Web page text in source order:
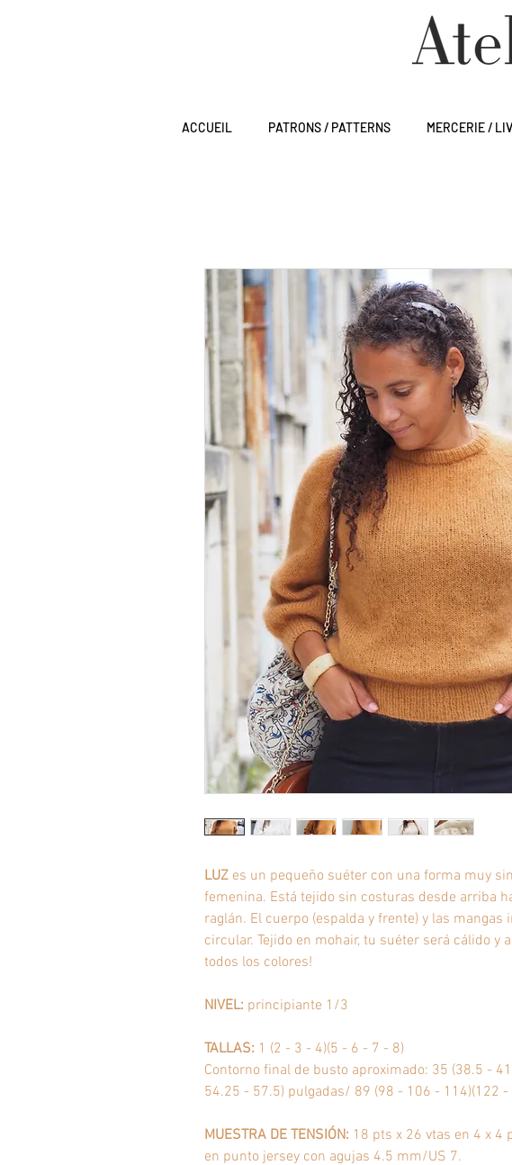
ACCUEIL PATRONS / PATTERNS MERCERIE /
LUZ es un pequeño suéter con una forma muy
femenina. Está tejido sin costuras desde arriba
raglán. El cuerpo (espalda y frente) y las mangas
circular. Tejido en mohair, tu suéter será cálido y
todos los colores!
NIVEL: principiante 1/3
TALLAS: 1 (2 - 3 - 4)(5 - 6 - 7 - 8)
Contorno final de busto aproximado: 35 (38.5 -
54.25 - 57.5) pulgadas/ 89 (98 - 106 - 114)(122
MUESTRA DE TENSIÓN: 18 pts x 26 vtas en 4 x 4
en punto jersey con agujas 4.5 mm/US 7.